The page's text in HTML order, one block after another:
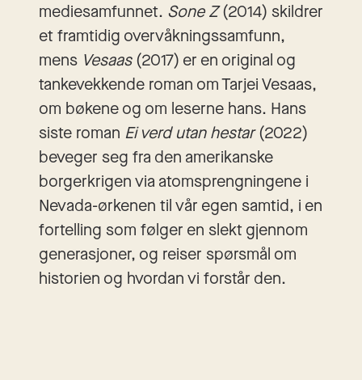
mediesamfunnet. Sone Z(2014) skildrer
et framtidig overvåkningssamfunn,
mens Vesaas(2017) er en original og
tankevekkende roman om Tarjei Vesaas,
om bøkene og om leserne hans. Hans
siste roman Ei verd utan hestar(2022)
beveger seg fra den amerikanske
borgerkrigen via atomsprengningene i
Nevada-ørkenen til vår egen samtid, i en
fortelling som følger en slekt gjennom
generasjoner, og reiser spørsmål om
historien og hvordan vi forstår den.